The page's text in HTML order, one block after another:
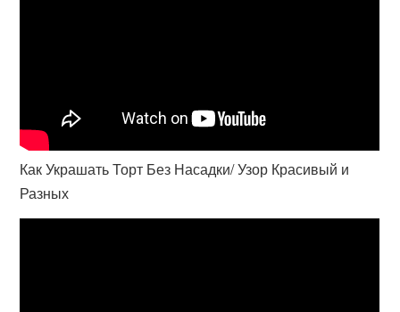
Как Украшать Торт Без Насадки/ Узор Красивый и
Разных